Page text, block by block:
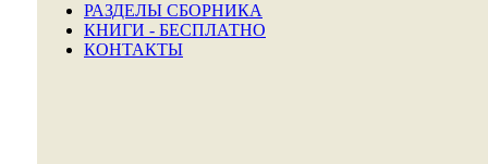
РАЗДЕЛЫ СБОРНИКА
КНИГИ - БЕСПЛАТНО
КОНТАКТЫ